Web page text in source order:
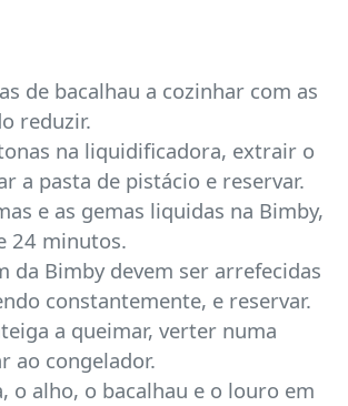
de bacalhau a cozinhar com as
reduzir.
na liquidificadora, extrair o
a pasta de pistácio e reservar.
e as gemas liquidas na Bimby,
24 minutos.
da Bimby devem ser arrefecidas
constantemente, e reservar.
a queimar, verter numa
ao congelador.
o alho, o bacalhau e o louro em